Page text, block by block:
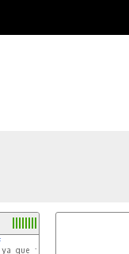
que tú no sientes amor,